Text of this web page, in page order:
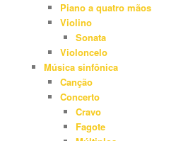
Piano a quatro mãos
Violino
Sonata
Violoncelo
Música sinfônica
Canção
Concerto
Cravo
Fagote